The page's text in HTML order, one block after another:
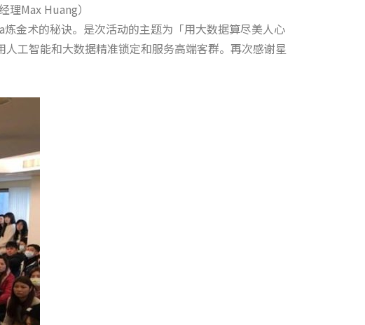
Max Huang）
金术的秘诀。是次活动的主题为「用大数据算尽美人心
工智能和大数据精准锁定和服务高端客群。再次感谢星